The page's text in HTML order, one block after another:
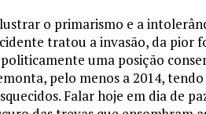
o primarismo e a
tratou a invasão, da pior
uma posição
pelo menos a 2014,
Falar hoje em dia de